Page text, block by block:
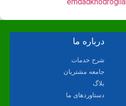
درباره ما
شرح خدمات
جامعه مشتریان
بلاگ
دستاوردهای ما